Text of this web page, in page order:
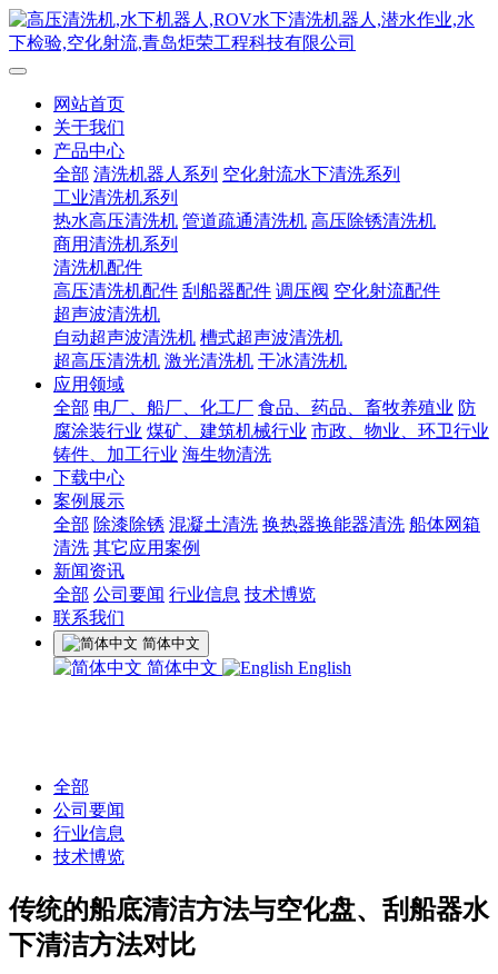
网站首页
关于我们
产品中心
全部 清洗机器人系列 空化射流水下清洗系列
工业清洗机系列
热水高压清洗机 管道疏通清洗机 高压除锈清洗机
商用清洗机系列
清洗机配件
高压清洗机配件 刮船器配件 调压阀 空化射流配件
超声波清洗机
自动超声波清洗机 槽式超声波清洗机
超高压清洗机 激光清洗机 干冰清洗机
应用领域
全部 电厂、船厂、化工厂 食品、药品、畜牧养殖业 防
腐涂装行业 煤矿、建筑机械行业 市政、物业、环卫行业
铸件、加工行业 海生物清洗
下载中心
案例展示
全部 除漆除锈 混凝土清洗 换热器换能器清洗 船体网箱
清洗 其它应用案例
新闻资讯
全部 公司要闻 行业信息 技术博览
联系我们
简体中文
简体中文 English
全部
公司要闻
行业信息
技术博览
传统的船底清洁方法与空化盘、刮船器水
下清洁方法对比